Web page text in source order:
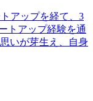
アップを経て、3
トアップ経験を通
いが芽生え、自身